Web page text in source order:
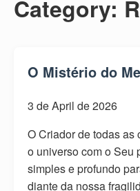
Category:
O Mistério do
3 de April de 2026
O Criador de todas
o universo com o Seu
simples e profundo
diante da nossa